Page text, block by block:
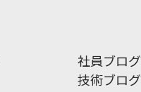
社員ブログ
技術ブログ